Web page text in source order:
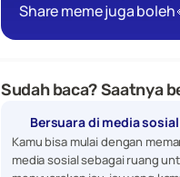
Share meme juga boleh
Sudah baca? Saatnya
Bersuara di media sosial
Kamu bisa mulai dengan
media sosial sebagai ruang